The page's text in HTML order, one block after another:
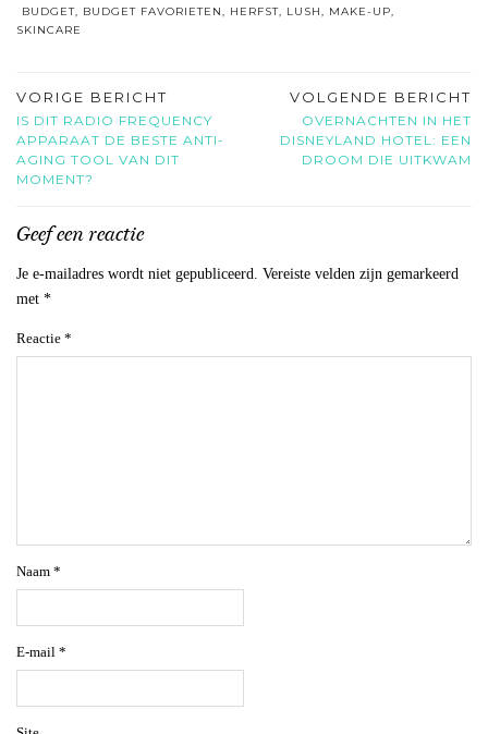
BUDGET, BUDGET FAVORIETEN, HERFST, LUSH, MAKE-UP,
SKINCARE
VORIGE BERICHT
IS DIT RADIO FREQUENCY
APPARAAT DE BESTE ANTI-
AGING TOOL VAN DIT
MOMENT?
VOLGENDE BERICHT
OVERNACHTEN IN HET
DISNEYLAND HOTEL: EEN
DROOM DIE UITKWAM
Geef een reactie
Je e-mailadres wordt niet gepubliceerd. Vereiste velden zijn gemarkeerd
met *
Reactie *
Naam *
E-mail *